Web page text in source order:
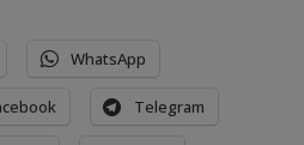
WhatsApp
Telegram